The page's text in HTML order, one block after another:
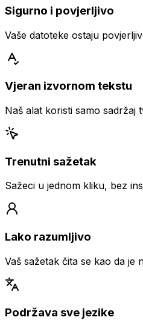
Sigurno i povjerljivo
Vaše datoteke ostaju
Vjeran izvornom tekstu
Naš alat koristi samo sadržaj
Trenutni sažetak
Sažeci u jednom kliku, bez
Lako razumljivo
Vaš sažetak čita se kao da je
Podržava sve jezike